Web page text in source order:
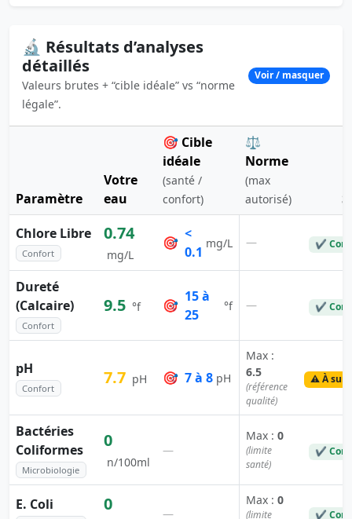
🔬 Résultats d’analyses
détaillés
Valeurs brutes + “cible idéale” vs “norme
légale”.
Voir / masquer
Paramètre
Votre
eau
🎯 Cible
idéale
(santé /
confort)
⚖️
Norme
(max
autorisé)
Chlore Libre
Confort
0.74
mg/L
🎯
<
0.1
mg/L — ✔
Dureté
(Calcaire)
Confort
9.5 °f 🎯
15 à
25
°f — ✔
pH
Confort
7.7 pH 🎯 7 à 8 pH
Max :
6.5
(référence
qualité)
⚠️ À
Bactéries
Coliformes
Microbiologie
0
n/100ml
—
Max : 0
(limite
santé)
✔
E. Coli 0 —
Max : 0
(limite
✔